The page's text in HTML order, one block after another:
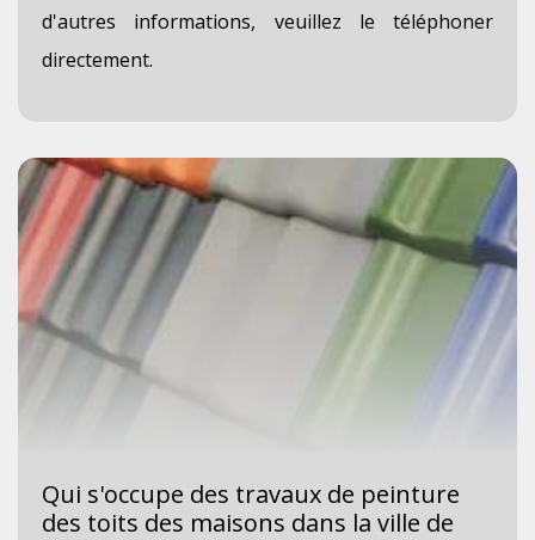
d'autres informations, veuillez le téléphoner
directement.
Qui s'occupe des travaux de peinture
des toits des maisons dans la ville de